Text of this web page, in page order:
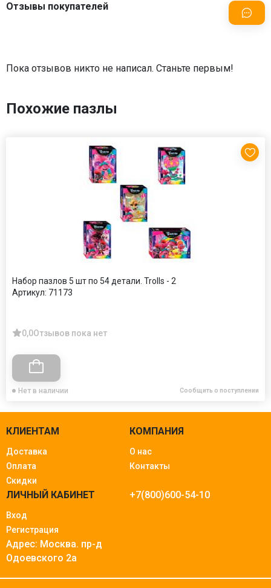
Отзывы покупателей
Пока отзывов никто не написал. Станьте первым!
Похожие пазлы
Набор пазлов 5 шт по 54 детали. Trolls - 2
Артикул: 71173
0,0Отзывов пока нет
Нет в наличии Сообщить о поступлении
КЛИЕНТАМ
Доставка
Оплата
Скидки
КОМПАНИЯ
О нас
Контакты
ЛИЧНЫЙ КАБИНЕТ
Вход
Регистрация
+7(800)600-54-10
Адрес: Москва. пр-д
Одоевского 2а